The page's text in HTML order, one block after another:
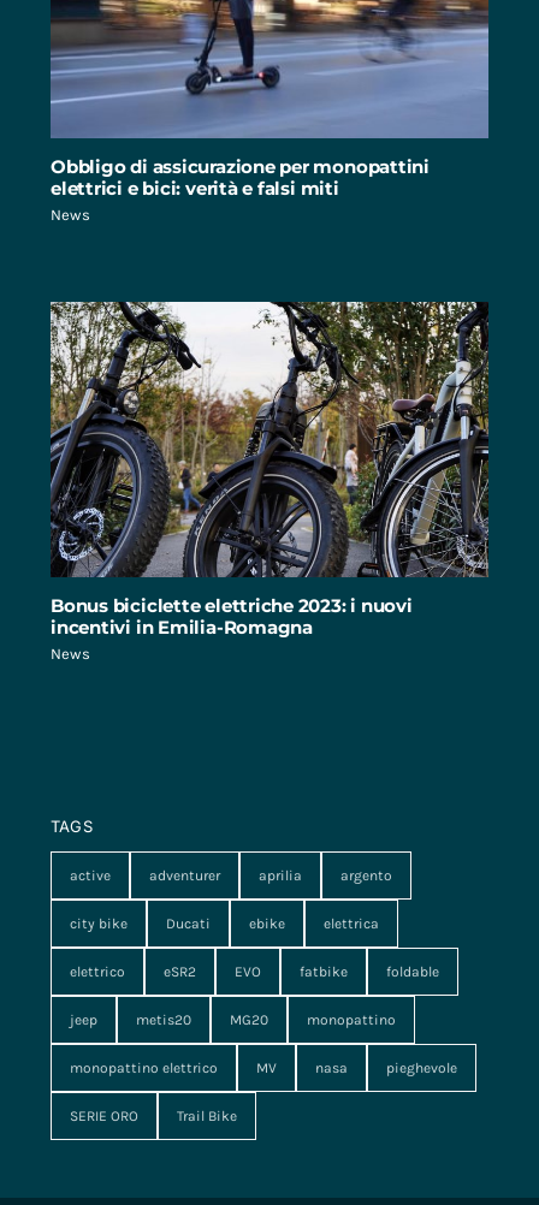
Obbligo di assicurazione per monopattini
elettrici e bici: verità e falsi miti
News
Bonus biciclette elettriche 2023: i nuovi
incentivi in Emilia-Romagna
News
TAGS
active adventurer aprilia argento
city bike Ducati ebike elettrica
elettrico eSR2 EVO fatbike foldable
jeep metis20 MG20 monopattino
monopattino elettrico MV nasa pieghevole
SERIE ORO Trail Bike